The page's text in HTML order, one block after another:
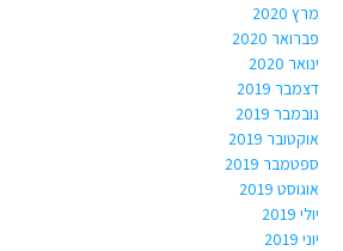
מרץ 2020
פברואר 2020
ינואר 2020
דצמבר 2019
נובמבר 2019
אוקטובר 2019
ספטמבר 2019
אוגוסט 2019
יולי 2019
יוני 2019